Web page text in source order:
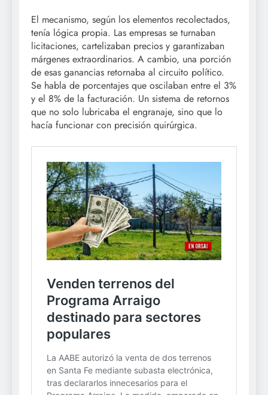
El mecanismo, según los elementos recolectados,
tenía lógica propia. Las empresas se turnaban
licitaciones, cartelizaban precios y garantizaban
márgenes extraordinarios. A cambio, una porción
de esas ganancias retornaba al circuito político.
Se habla de porcentajes que oscilaban entre el 3%
y el 8% de la facturación. Un sistema de retornos
que no solo lubricaba el engranaje, sino que lo
hacía funcionar con precisión quirúrgica.